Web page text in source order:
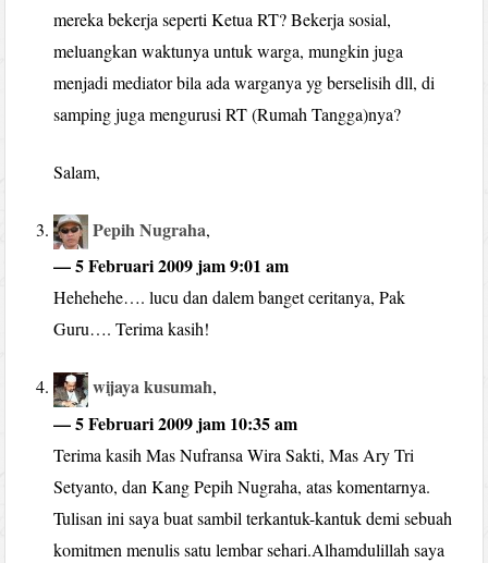
mereka bekerja seperti Ketua RT? Bekerja sosial,
meluangkan waktunya untuk warga, mungkin juga
menjadi mediator bila ada warganya yg berselisih dll, di
samping juga mengurusi RT (Rumah Tangga)nya?
Salam,
Pepih Nugraha,
— 5 Februari 2009 jam 9:01 am
Hehehehe…. lucu dan dalem banget ceritanya, Pak
Guru…. Terima kasih!
wijaya kusumah,
— 5 Februari 2009 jam 10:35 am
Terima kasih Mas Nufransa Wira Sakti, Mas Ary Tri
Setyanto, dan Kang Pepih Nugraha, atas komentarnya.
Tulisan ini saya buat sambil terkantuk-kantuk demi sebuah
komitmen menulis satu lembar sehari.Alhamdulillah saya